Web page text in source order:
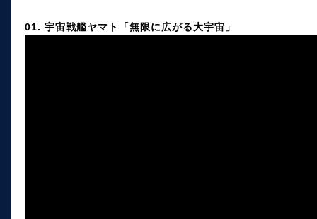
01. 宇宙戦艦ヤマト「無限に広がる大宇宙」